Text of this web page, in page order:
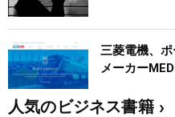
三菱電機、
メーカー
人気のビジネス書籍